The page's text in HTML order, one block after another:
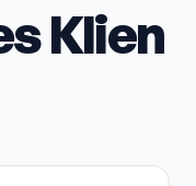
Klien